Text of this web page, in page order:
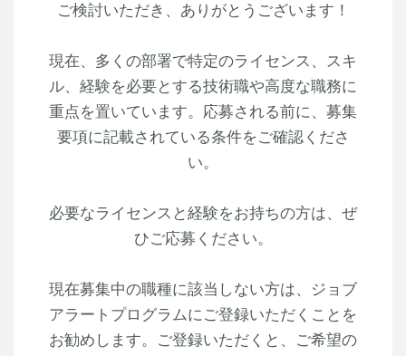
ご検討いただき、ありがとうございます！
現在、多くの部署で特定のライセンス、スキ
ル、経験を必要とする技術職や高度な職務に
重点を置いています。応募される前に、募集
要項に記載されている条件をご確認くださ
い。
必要なライセンスと経験をお持ちの方は、ぜ
ひご応募ください。
現在募集中の職種に該当しない方は、ジョブ
アラートプログラムにご登録いただくことを
お勧めします。ご登録いただくと、ご希望の